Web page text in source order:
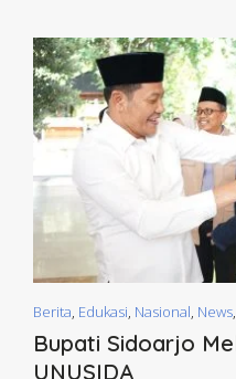
Berita, Edukasi, Nasional, News,
Bupati Sidoarjo
UNUSIDA